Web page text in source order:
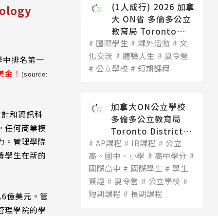
中排名第一
！ (source:
和資訊科
任何商業模
。管理學院
學生在新的
億美元。管
理學院的學
(1人成行) 2026 加拿
大 ON省 多倫多公立
教育局 Toronto
Dis...
國際學生 課外活動
文
化交流
體驗人生
夏令營
公立學校
短期課程
加拿大ON公立學校│
多倫多公立教育局
Toronto District
Scho...
AP課程 IB課程
公立
高、國中、小學
高中學分
國際高中
國際學生
學生
簽證
夏令營
公立學校
短期課程
長期課程